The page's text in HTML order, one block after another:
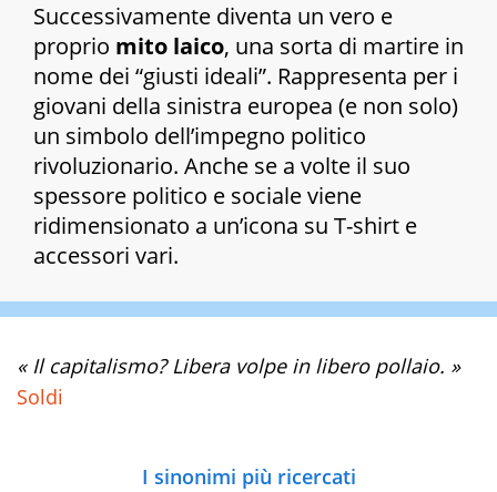
Successivamente diventa un vero e
proprio mito laico, una sorta di martire in
nome dei “giusti ideali”. Rappresenta per i
giovani della sinistra europea (e non solo)
un simbolo dell’impegno politico
rivoluzionario. Anche se a volte il suo
spessore politico e sociale viene
ridimensionato a un’icona su T-shirt e
accessori vari.
« Il capitalismo? Libera volpe in libero pollaio. »
Soldi
I sinonimi più ricercati